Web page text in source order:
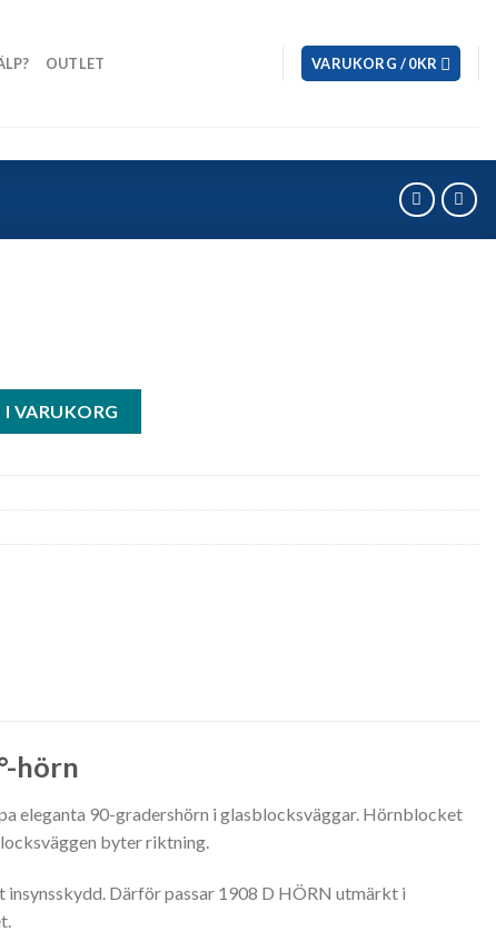
OUTLET VARUKORG /0KR
VARUKORG
hörn
eleganta 90-gradershörn i glasblocksväggar. Hörnblocket
byter riktning.
Därför passar 1908 D HÖRN utmärkt i